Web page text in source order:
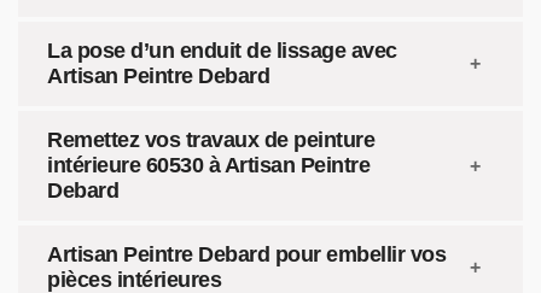
La pose d’un enduit de lissage avec
Artisan Peintre Debard
Remettez vos travaux de peinture
intérieure 60530 à Artisan Peintre
Debard
Artisan Peintre Debard pour embellir vos
pièces intérieures